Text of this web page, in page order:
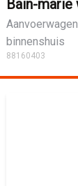
Bain-marie
binnenshuis
88160403